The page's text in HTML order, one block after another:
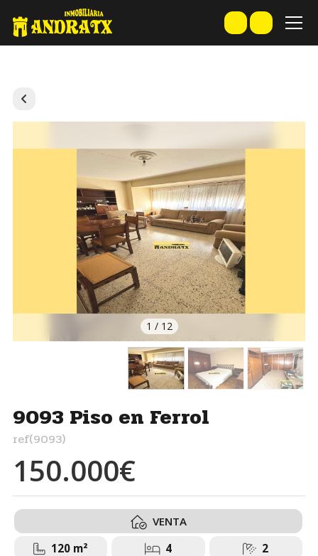
1 / 12
9093 Piso en Ferrol
ref(9093)
150.000€
VENTA
120 m²
4 2